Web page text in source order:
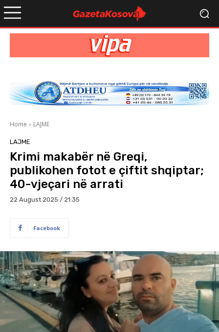
Home LAJME
LAJME
Krimi makabër në Greqi,
publikohen fotot e çiftit shqiptar;
40-vjeçari në arrati
22 August 2025 / 21:35
Facebook